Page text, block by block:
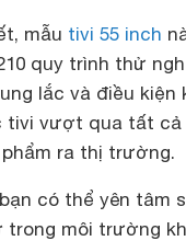
mẫu tivi 55 inch
quy trình thử
lắc và điều
tivi vượt qua tất cả
ra thị trường.
có thể yên tâm
trong môi trường